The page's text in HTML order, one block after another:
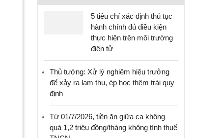
5 tiêu chí xác định thủ tục
hành chính đủ điều kiện
thực hiện trên môi trường
điện tử
Thủ tướng: Xử lý nghiêm hiệu trưởng
để xảy ra lạm thu, ép học thêm trái quy
định
Từ 01/7/2026, tiền ăn giữa ca không
quá 1,2 triệu đồng/tháng không tính thuế